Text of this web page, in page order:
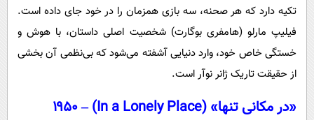
تکیه دارد که هر صحنه، سه بازی همزمان را در خود جای داده است.
فیلیپ مارلو (هامفری بوگارت) شخصیت اصلی داستان، با هوش و
خستگی خاص خود، وارد دنیایی آشفته می‌شود که بی‌نظمی آن بخشی
از حقیقت تاریک ژانر نوآر است.
«در مکانی تنها» (In a Lonely Place) – ۱۹۵۰